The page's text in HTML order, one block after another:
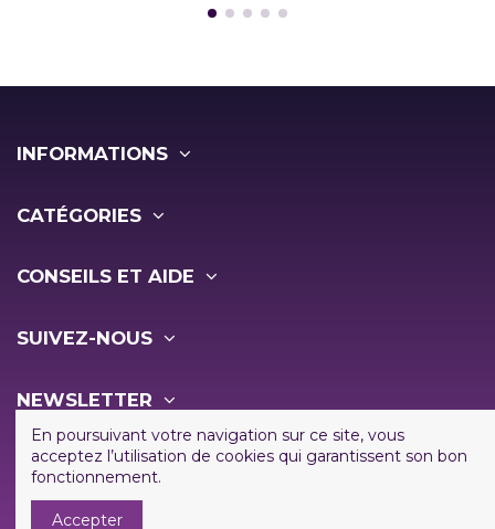
INFORMATIONS
CATÉGORIES
CONSEILS ET AIDE
SUIVEZ-NOUS
NEWSLETTER
En poursuivant votre navigation sur ce site, vous
acceptez l’utilisation de cookies qui garantissent son bon
fonctionnement.
Accepter